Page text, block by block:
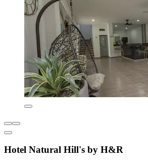
Hotel Natural Hill's by H&R